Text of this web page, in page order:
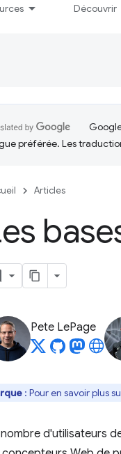
Découvrir
préférée. Les
Articles
Pete LePage
: Pour en savoir plus
d'utilisateurs